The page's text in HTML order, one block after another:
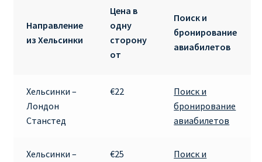
Ryanair ошибка в фамилии, имени
RYANAIR ПОДГОРИЦА, ЧЕРНОГОРИЯ
Ryanair Польша
RYANAIR ПОРТУГАЛИЯ
Направление
из Хельсинки
Цена в
одну
сторону
от
Поиск и
бронирование
авиабилетов
Хельсинки –
Лондон
Станстед
€22
Поиск и
бронирование
авиабилетов
Хельсинки –
€25
Поиск и